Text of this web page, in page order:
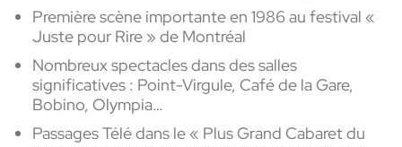
Première scène importante en 1986 au festival «
Juste pour Rire » de Montréal
Nombreux spectacles dans des salles
significatives : Point-Virgule, Café de la Gare,
Bobino, Olympia…
Passages Télé dans le « Plus Grand Cabaret du